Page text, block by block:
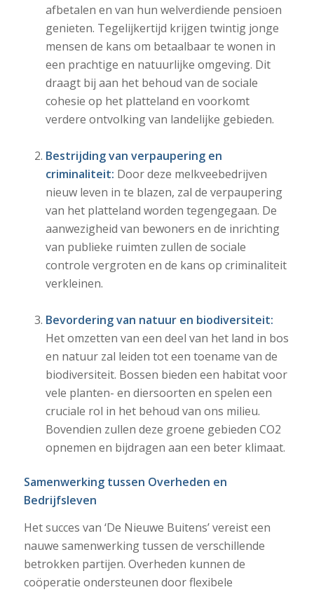
afbetalen en van hun welverdiende pensioen
genieten. Tegelijkertijd krijgen twintig jonge
mensen de kans om betaalbaar te wonen in
een prachtige en natuurlijke omgeving. Dit
draagt bij aan het behoud van de sociale
cohesie op het platteland en voorkomt
verdere ontvolking van landelijke gebieden.
Bestrijding van verpaupering en
criminaliteit: Door deze melkveebedrijven
nieuw leven in te blazen, zal de verpaupering
van het platteland worden tegengegaan. De
aanwezigheid van bewoners en de inrichting
van publieke ruimten zullen de sociale
controle vergroten en de kans op criminaliteit
verkleinen.
Bevordering van natuur en biodiversiteit:
Het omzetten van een deel van het land in bos
en natuur zal leiden tot een toename van de
biodiversiteit. Bossen bieden een habitat voor
vele planten- en diersoorten en spelen een
cruciale rol in het behoud van ons milieu.
Bovendien zullen deze groene gebieden CO2
opnemen en bijdragen aan een beter klimaat.
Samenwerking tussen Overheden en
Bedrijfsleven
Het succes van ‘De Nieuwe Buitens’ vereist een
nauwe samenwerking tussen de verschillende
betrokken partijen. Overheden kunnen de
coöperatie ondersteunen door flexibele